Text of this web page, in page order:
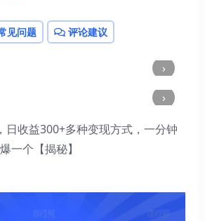
见问题 评论建议
›
›
日收益300+多种变现方式，一分钟
一个【揭秘】